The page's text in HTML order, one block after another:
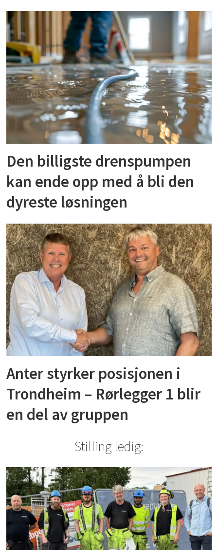
Den billigste drenspumpen
kan ende opp med å bli den
dyreste løsningen
Anter styrker posisjonen i
Trondheim – Rørlegger 1 blir
en del av gruppen
Stilling ledig: